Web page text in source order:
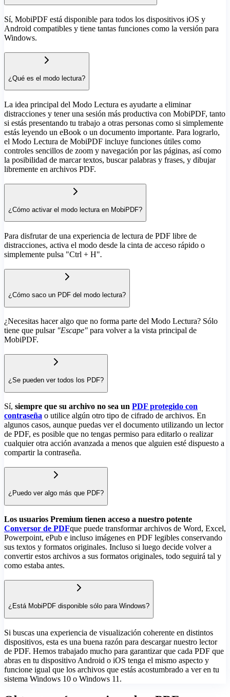
Sí, MobiPDF está disponible para todos los dispositivos iOS y
Android compatibles y tiene tantas funciones como la versión para
Windows.
¿Qué es el modo lectura?
La idea principal del Modo Lectura es ayudarte a eliminar
distracciones y tener una sesión más productiva con MobiPDF, tanto
si estás presentando tu trabajo a otras personas como si simplemente
estás leyendo un eBook o un documento importante. Para lograrlo,
el Modo Lectura de MobiPDF incluye funciones útiles como
controles sencillos de zoom y navegación por las páginas, así como
la posibilidad de marcar textos, buscar palabras y frases, y dibujar
libremente en archivos PDF.
¿Cómo activar el modo lectura en MobiPDF?
Para disfrutar de una experiencia de lectura de PDF libre de
distracciones, activa el modo desde la cinta de acceso rápido o
simplemente pulsa "Ctrl + H".
¿Cómo saco un PDF del modo lectura?
¿Necesitas hacer algo que no forma parte del Modo Lectura? Sólo
tiene que pulsar "Escape" para volver a la vista principal de
MobiPDF.
¿Se pueden ver todos los PDF?
Sí, siempre que su archivo no sea un PDF protegido con
contraseña o utilice algún otro tipo de cifrado de archivos. En
algunos casos, aunque puedas ver el documento utilizando un lector
de PDF, es posible que no tengas permiso para editarlo o realizar
cualquier otra acción avanzada a menos que alguien esté dispuesto a
compartir la contraseña.
¿Puedo ver algo más que PDF?
Los usuarios Premium tienen acceso a nuestro potente
Conversor de PDFque puede transformar archivos de Word, Excel,
Powerpoint, ePub e incluso imágenes en PDF legibles conservando
sus textos y formatos originales. Incluso si luego decide volver a
convertir estos archivos a sus formatos originales, todo seguirá tal y
como estaba antes.
¿Está MobiPDF disponible sólo para Windows?
Si buscas una experiencia de visualización coherente en distintos
dispositivos, esta es una buena razón para descargar nuestro lector
de PDF. Hemos trabajado mucho para garantizar que cada PDF que
abras en tu dispositivo Android o iOS tenga el mismo aspecto y
funcione igual que los archivos que estás acostumbrado a ver en tu
sistema Windows 10 o Windows 11.